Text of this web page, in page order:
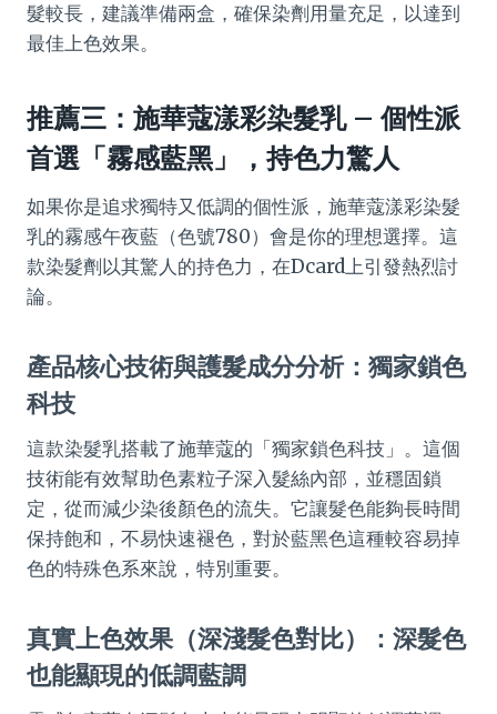
髮較長，建議準備兩盒，確保染劑用量充足，以達到
最佳上色效果。
推薦三：施華蔻漾彩染髮乳 – 個性派
首選「霧感藍黑」，持色力驚人
如果你是追求獨特又低調的個性派，施華蔻漾彩染髮
乳的霧感午夜藍（色號780）會是你的理想選擇。這
款染髮劑以其驚人的持色力，在Dcard上引發熱烈討
論。
產品核心技術與護髮成分分析：獨家鎖色
科技
這款染髮乳搭載了施華蔻的「獨家鎖色科技」。這個
技術能有效幫助色素粒子深入髮絲內部，並穩固鎖
定，從而減少染後顏色的流失。它讓髮色能夠長時間
保持飽和，不易快速褪色，對於藍黑色這種較容易掉
色的特殊色系來說，特別重要。
真實上色效果（深淺髮色對比）：深髮色
也能顯現的低調藍調